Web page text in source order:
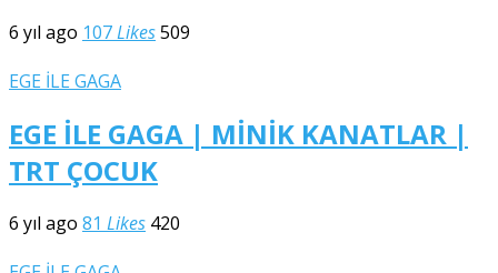
6 yıl ago 107Likes509
EGE İLE GAGA
EGE İLE GAGA | MİNİK KANATLAR |
TRT ÇOCUK
6 yıl ago 81 Likes 420